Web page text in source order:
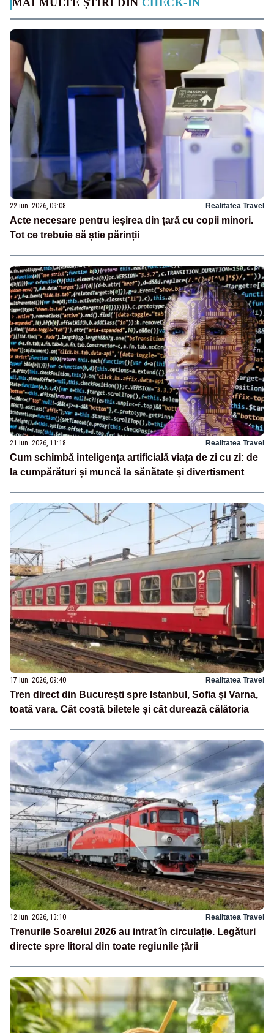
22 iun. 2026, 09:08 Realitatea Travel
Acte necesare pentru ieșirea din țară cu copii minori.
Tot ce trebuie să știe părinții
21 iun. 2026, 11:18 Realitatea Travel
Cum schimbă inteligența artificială viața de zi cu zi: de
la cumpărături și muncă la sănătate și divertisment
17 iun. 2026, 09:40 Realitatea Travel
Tren direct din București spre Istanbul, Sofia și Varna,
toată vara. Cât costă biletele și cât durează călătoria
12 iun. 2026, 13:10 Realitatea Travel
Trenurile Soarelui 2026 au intrat în circulație. Legături
directe spre litoral din toate regiunile țării